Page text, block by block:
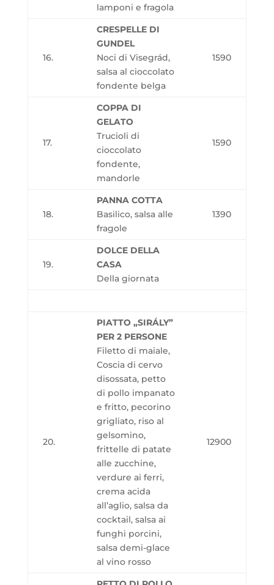
lamponi e fragola
16.
CRESPELLE DI
GUNDEL
Noci di Visegrád,
salsa al cioccolato
fondente belga
1590
17.
COPPA DI
GELATO
Trucioli di
cioccolato
fondente,
mandorle
1590
18.
PANNA COTTA
Basilico, salsa alle
fragole
1390
19.
DOLCE DELLA
CASA
Della giornata
20.
PIATTO „SIRÁLY”
PER 2 PERSONE
Filetto di maiale,
Coscia di cervo
disossata, petto
di pollo impanato
e fritto, pecorino
grigliato, riso al
gelsomino,
frittelle di patate
alle zucchine,
verdure ai ferri,
crema acida
all’aglio, salsa da
cocktail, salsa ai
funghi porcini,
salsa demi-glace
al vino rosso
12900